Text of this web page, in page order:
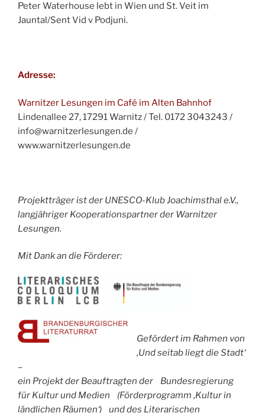
Peter Waterhouse lebt in Wien und St. Veit im
Jauntal/Sent Vid v Podjuni.
Adresse:
Warnitzer Lesungen im Café im Alten Bahnhof
Lindenallee 27, 17291 Warnitz / Tel. 0172 3043243 /
info@warnitzerlesungen.de /
www.warnitzerlesungen.de
Projektträger ist der UNESCO-Klub Joachimsthal e.V.,
langjähriger Kooperationspartner der Warnitzer
Lesungen.
Mit Dank an die Förderer:
Gefördert im Rahmen von
‚Und seitab liegt die Stadt‘
–
ein Projekt der Beauftragten der Bundesregierung
für Kultur und Medien (Förderprogramm ‚Kultur in
ländlichen Räumen‘) und des Literarischen